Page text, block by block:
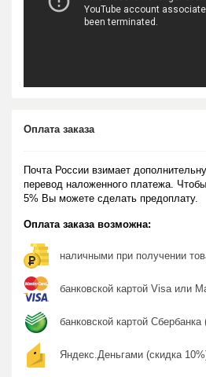
Оплата заказа
Почта России взимает
перевод наложенного платежа.
5% Вы можете сделать предоплату.
Оплата заказа возможна:
наличными при получении
банковской картой Visa или
банковской картой Сбербанка
Яндекс.Деньгами (скидка